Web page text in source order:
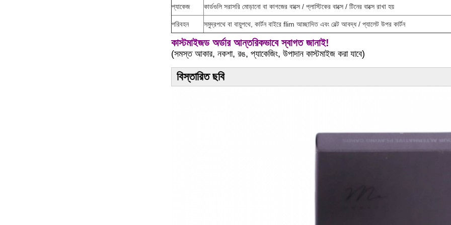
প্যাকেজ কার্ডগুলি সরাসরি মোড়ানো বা কাগজের বাক্সে / প্লাস্টিকের বাক্সে / টিনের বাক্সে রাখা হয়
পরিবহন সমুদ্রপথে বা বায়ুপথে, কার্টন বাইরে flim আচ্ছাদিত এবং বেল্ট আবদ্ধ / প্যালেট উপর কার্টন
কাস্টমাইজড অর্ডার আন্তরিকভাবে স্বাগত জানাই!
(সমস্ত আকার, নকশা, রঙ, প্যাকেজিং, উপাদান কাস্টমাইজ করা যাবে)
বিস্তারিত ছবি